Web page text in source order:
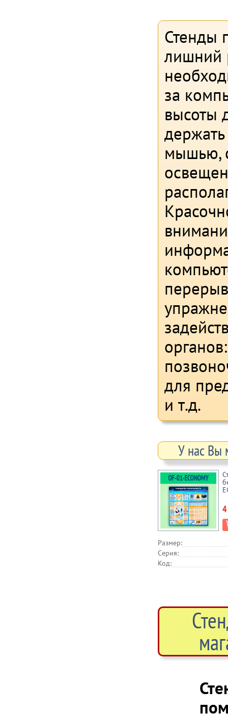
Стенды
лишний
за
высоты
мышью,
для
и т.д.
У нас Вы
Размер:
Серия:
Код: